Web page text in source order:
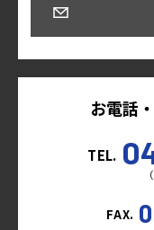
お電話
TEL.
FAX.